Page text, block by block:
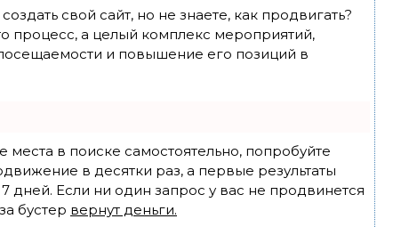
свой сайт, но не знаете, как продвигать?
процесс, а целый комплекс мероприятий,
и повышение его позиций в
в поиске самостоятельно, попробуйте
в десятки раз, а первые результаты
дней. Если ни один запрос у вас не продвинется
за бустер вернут деньги.